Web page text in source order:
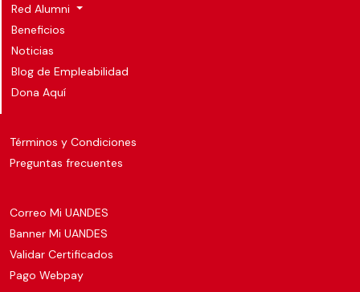
Red Alumni
Beneficios
Noticias
Blog de Empleabilidad
Dona Aquí
Términos y Condiciones
Preguntas frecuentes
Correo Mi UANDES
Banner Mi UANDES
Validar Certificados
Pago Webpay